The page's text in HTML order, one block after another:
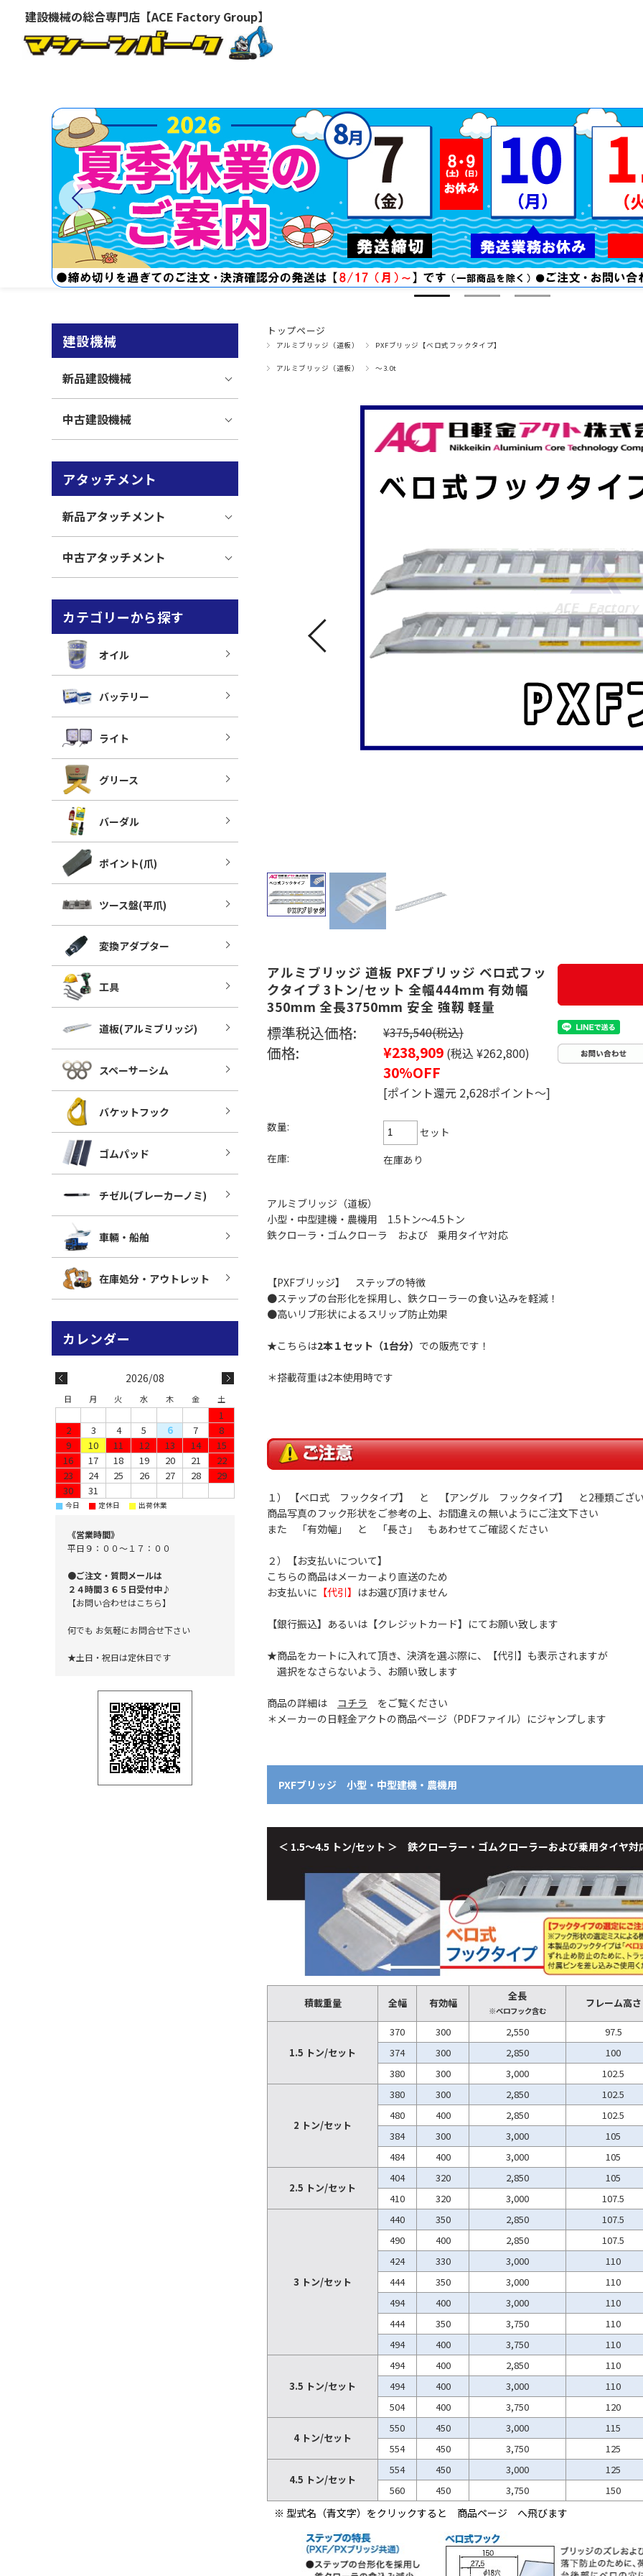
建設機械の総合専門店【ACE Factory Group】
トップページ
アルミブリッジ（道板） PXFブリッジ【ベロ式フックタイプ】
アルミブリッジ（道板） ～3.0t
アルミブリッジ 道板 PXFブリッジ ベロ式フッ
クタイプ 3トン/セット 全幅444mm 有効幅
350mm 全長3750mm 安全 強靱 軽量
標準税込価格: ¥375,540(税込)
価格: ¥238,909 (税込 ¥262,800)
30%OFF
[ポイント還元 2,628ポイント～]
数量:
セット
在庫:
在庫あり
アルミブリッジ（道板）
小型・中型建機・農機用 1.5トン～4.5トン
鉄クローラ・ゴムクローラ および 乗用タイヤ対応
【PXFブリッジ】 ステップの特徴
●ステップの台形化を採用し、鉄クローラーの食い込みを軽減！
●高いリブ形状によるスリップ防止効果
★こちらは2本１セット（1台分） での販売です！
＊搭載荷重は2本使用時です
１） 【ベロ式 フックタイプ】 と 【アングル フックタイプ】 と2種類ござ
商品写真のフック形状をご参考の上、お間違えの無いようにご注文下さい
また 「有効幅」 と 「長さ」 もあわせてご確認ください
２）【お支払いについて】
こちらの商品はメーカーより直送のため
お支払いに 【代引】 はお選び頂けません
【銀行振込】あるいは【クレジットカード】にてお願い致します
★商品をカートに入れて頂き、決済を選ぶ際に、【代引】も表示されますが
選択をなさらないよう、お願い致します
商品の詳細は コチラ をご覧ください
＊メーカーの日軽金アクトの商品ページ（PDFファイル）にジャンプします
PXFブリッジ 小型・中型建機・農機用
＜ 1.5～4.5 トン/セット ＞ 鉄クローラー・ゴムクローラーおよび乗用タイヤ対
積載重量 全幅 有効幅
全長
※ベロフック含む
フレーム高さ
1.5 トン/セット
370 300 2,550
97.5
374
300 2,850
100
380
300 3,000 102.5
2 トン/セット
380 300 2,850
102.5
480
400 2,850
102.5
384
300 3,000
105
484
400 3,000 105
2.5 トン/セット
404 320 2,850
105
410
320 3,000 107.5
3 トン/セット
440 350 2,850
107.5
490
400 2,850
107.5
424
330 3,000
110
444
350 3,000
110
494
400 3,000
110
444
350 3,750
110
494
400 3,750 110
3.5 トン/セット
494 400 2,850
110
494
400 3,000
110
504
400 3,750 120
4 トン/セット
550 450 3,000
115
554
450 3,750 125
4.5 トン/セット
554 450 3,000
125
560
450 3,750 150
※ 型式名（青文字）をクリックすると 商品ページ へ飛びます
建設機械
新品建設機械
中古建設機械
アタッチメント
新品アタッチメント
中古アタッチメント
カテゴリーから探す
オイル
バッテリー
ライト
グリース
バーダル
ポイント(爪)
ツース盤(平爪)
変換アダプター
工具
道板(アルミブリッジ)
スペーサーシム
バケットフック
ゴムパッド
チゼル(ブレーカーノミ)
車輛・船舶
在庫処分・アウトレット
2026/08
日 月 火 水 木 金 土
1
2
3 4 5 6 7
8
9
10 11 12 13 14
15
16
17 18 19 20 21
22
23
24 25 26 27 28
29
30
31
■ 今日 ■ 定休日 ■ 出荷休業
《営業時間》
平日９：００～１７：００
●ご注文・質問メールは
２４時間３６５日受付中♪
【お問い合わせはこちら】
何でも お気軽にお問合せ下さい
★土日・祝日は定休日です